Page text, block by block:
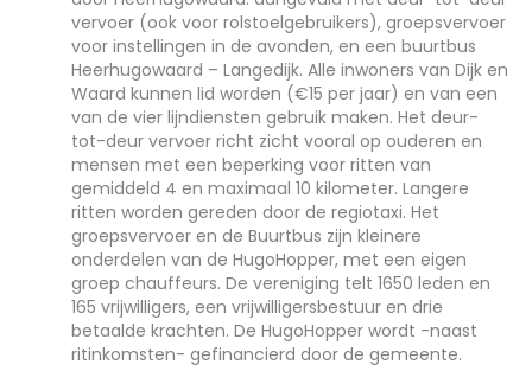
vervoer (ook voor rolstoelgebruikers), groepsvervoer
voor instellingen in de avonden, en een buurtbus
Heerhugowaard – Langedijk. Alle inwoners van Dijk en
Waard kunnen lid worden (€15 per jaar) en van een
van de vier lijndiensten gebruik maken. Het deur-
tot-deur vervoer richt zicht vooral op ouderen en
mensen met een beperking voor ritten van
gemiddeld 4 en maximaal 10 kilometer. Langere
ritten worden gereden door de regiotaxi. Het
groepsvervoer en de Buurtbus zijn kleinere
onderdelen van de HugoHopper, met een eigen
groep chauffeurs. De vereniging telt 1650 leden en
165 vrijwilligers, een vrijwilligersbestuur en drie
betaalde krachten. De HugoHopper wordt -naast
ritinkomsten- gefinancierd door de gemeente.